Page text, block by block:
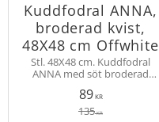
Kuddfodral ANNA,
broderad kvist,
48X48 cm Offwhite
Stl. 48X48 cm. Kuddfodral
ANNA med söt broderad
servetter, dukar,
gardinlängder, kappor och
89KR
135KR